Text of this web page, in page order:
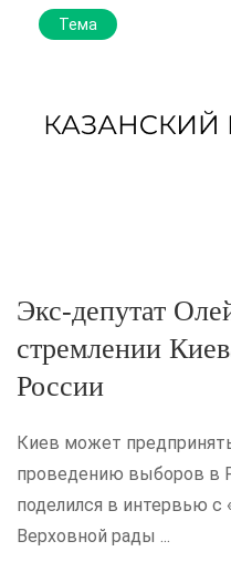
Тема
Экс-депутат
стремлении
России
Киев может
проведению выборов в
поделился в интервью
Верховной рады ...